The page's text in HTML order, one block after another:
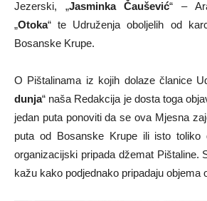
Jezerski, „Jasminka Čaušević“ –
„Otoka“ te Udruženja oboljelih od
Bosanske Krupe.
O Pištalinama iz kojih dolaze članice
dunja“ naša Redakcija je dosta toga
jedan puta ponoviti da se ova Mjesna
puta od Bosanske Krupe ili isto toliko
organizacijski pripada džemat Pištaline.
kažu kako podjednako pripadaju objema